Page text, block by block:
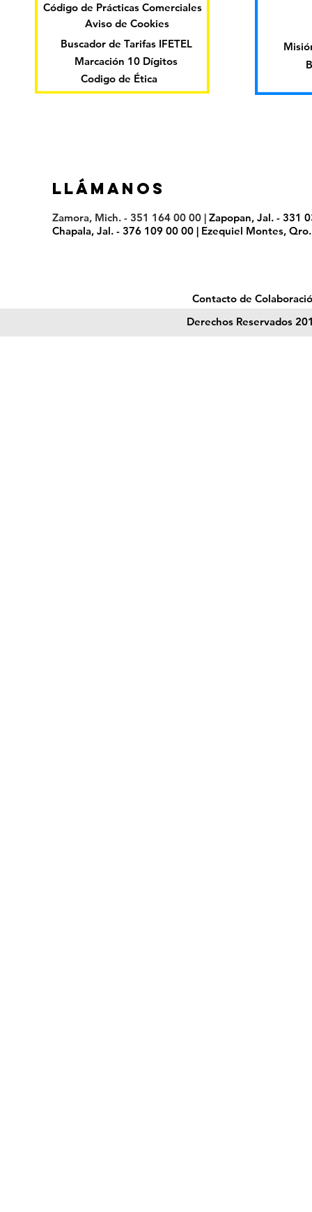
Código de Prácticas Comerciales
Aviso de Cookies
Buscador de Tarifas IFETEL
Marcación 10 Dígitos
Codigo de Ética
LLáMANOS
Zamora, Mich. - 351 164 00 00 | Zapopan, Jal. - 331
Chapala, Jal. - 376 109 00 00 | Ezequiel Montes,
Derechos Reservados
Contacto de